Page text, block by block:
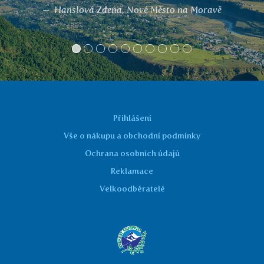
Hanslová Zdena, Nové Město na Moravě
Přihlášení
Vše o nákupu a obchodní podmínky
Ochrana osobních údajů
Reklamace
Velkoodběratelé